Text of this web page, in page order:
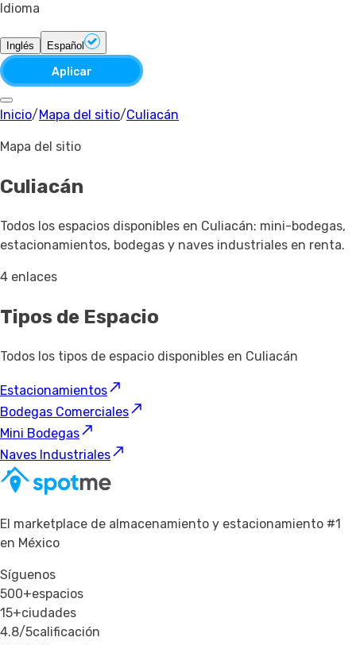
Idioma
Inglés Español
Aplicar
Inicio/ Mapa del sitio/Culiacán
Mapa del sitio
Culiacán
Todos los espacios disponibles en Culiacán: mini-bodegas,
estacionamientos, bodegas y naves industriales en renta.
4 enlaces
Tipos de Espacio
Todos los tipos de espacio disponibles en Culiacán
Estacionamientos
Bodegas Comerciales
Mini Bodegas
Naves Industriales
El marketplace de almacenamiento y estacionamiento #1
en México
Síguenos
500+espacios
15+ciudades
4.8/5calificación